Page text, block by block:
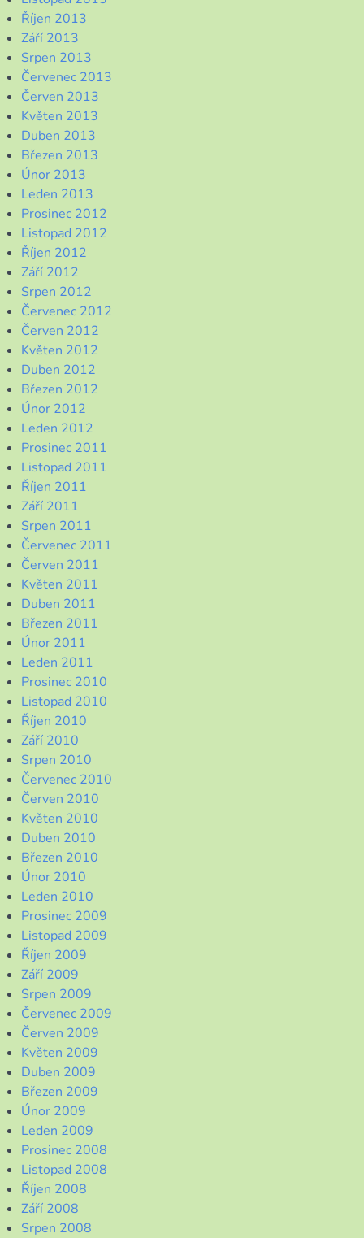
Říjen 2013
Září 2013
Srpen 2013
Červenec 2013
Červen 2013
Květen 2013
Duben 2013
Březen 2013
Únor 2013
Leden 2013
Prosinec 2012
Listopad 2012
Říjen 2012
Září 2012
Srpen 2012
Červenec 2012
Červen 2012
Květen 2012
Duben 2012
Březen 2012
Únor 2012
Leden 2012
Prosinec 2011
Listopad 2011
Říjen 2011
Září 2011
Srpen 2011
Červenec 2011
Červen 2011
Květen 2011
Duben 2011
Březen 2011
Únor 2011
Leden 2011
Prosinec 2010
Listopad 2010
Říjen 2010
Září 2010
Srpen 2010
Červenec 2010
Červen 2010
Květen 2010
Duben 2010
Březen 2010
Únor 2010
Leden 2010
Prosinec 2009
Listopad 2009
Říjen 2009
Září 2009
Srpen 2009
Červenec 2009
Červen 2009
Květen 2009
Duben 2009
Březen 2009
Únor 2009
Leden 2009
Prosinec 2008
Listopad 2008
Říjen 2008
Září 2008
Srpen 2008